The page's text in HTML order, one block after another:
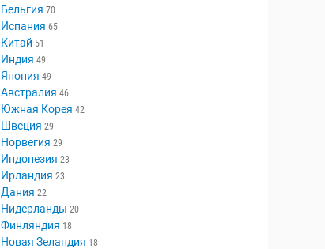
Бельгия 70
Испания 65
Китай 51
Индия 49
Япония 49
Австралия 46
Южная Корея 42
Швеция 29
Норвегия 29
Индонезия 23
Ирландия 23
Дания 22
Нидерланды 20
Финляндия 18
Новая Зеландия 18